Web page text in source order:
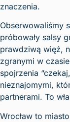
znaczenia.
Obserwowaliśmy
próbowały salsy
prawdziwą więź,
zgranymi w
spojrzenia
nieznajomymi,
partnerami. To
Wrocław to